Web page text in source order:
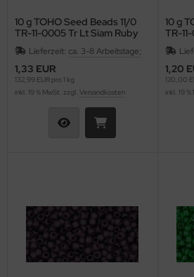
10 g TOHO Seed Beads 11/0
TR-11-0005 Tr Lt Siam Ruby
Lieferzeit: ca. 3-8 Arbeitstage;
1,33 EUR
132,99 EUR pro 1 kg
inkl. 19 % MwSt. zzgl. Versandkosten
10 g
TR-
1,20
120,00
inkl. 19